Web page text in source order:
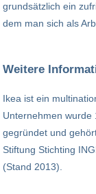
grundsätzlich ein
dem man sich als
Weitere
Ikea ist ein
Unternehmen wurde
gegründet und
Stiftung Stichting
(Stand 2013).